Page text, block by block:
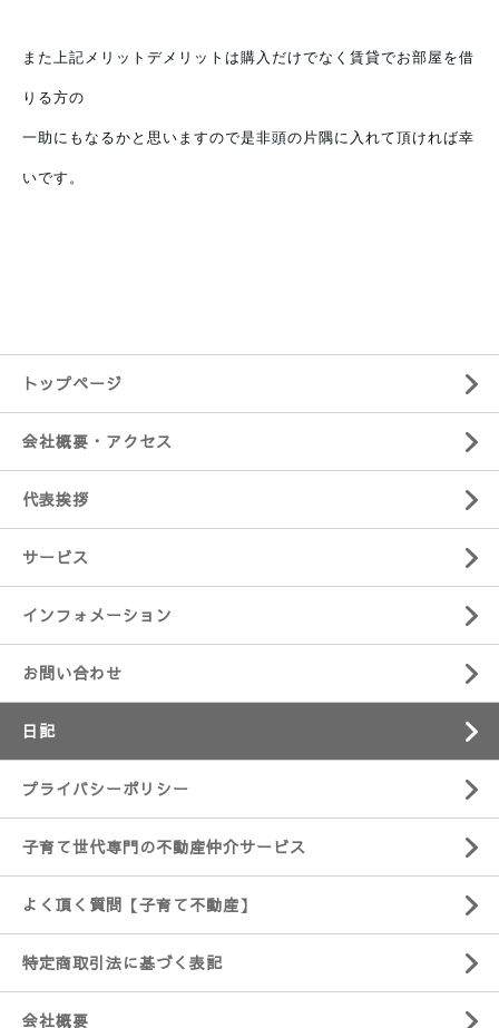
また上記メリットデメリットは購入だけでなく賃貸でお部屋を借
りる方の
一助にもなるかと思いますので是非頭の片隅に入れて頂ければ幸
いです。
トップページ
会社概要・アクセス
代表挨拶
サービス
インフォメーション
お問い合わせ
日記
プライバシーポリシー
子育て世代専門の不動産仲介サービス
よく頂く質問【子育て不動産】
特定商取引法に基づく表記
会社概要